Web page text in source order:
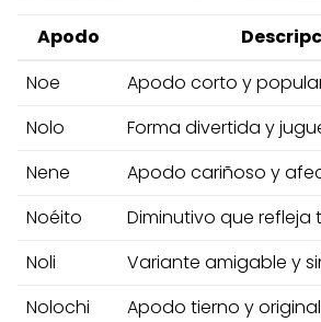
Apodo
Noe
Apodo corto y
Nolo
Forma divertida y
Nene
Apodo cariñoso y
Noéito
Diminutivo que refleja
Noli
Variante amigable y
Nolochi
Apodo tierno y